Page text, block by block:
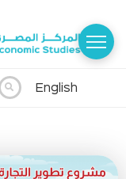
English